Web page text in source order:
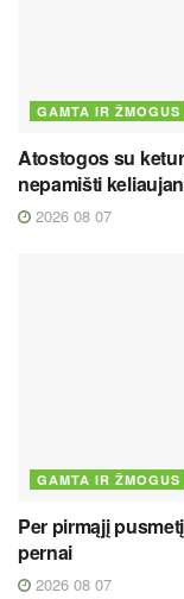
GAMTA IR ŽMOGUS
Atostogos su
nepamišti
2026 08 07
GAMTA IR ŽMOGUS
Per pirmąjį
pernai
2026 08 07